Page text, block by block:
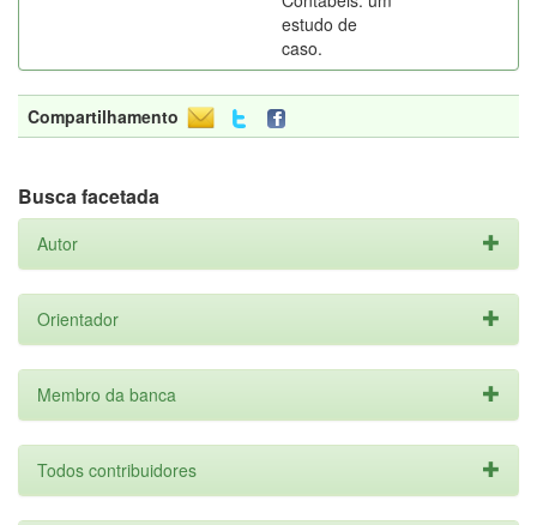
estudo de
caso.
Compartilhamento
Busca facetada
Autor
Orientador
Membro da banca
Todos contribuidores